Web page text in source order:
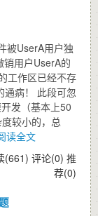
被UserA用户独
销用户UserA的
工作区已经不存
通病！ 此段可忽
发（基本上50
较小的，总
读全文
(661) 评论(0) 推
荐(0)